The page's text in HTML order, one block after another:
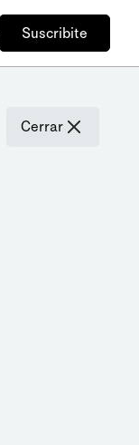
Suscribite
Cerrar